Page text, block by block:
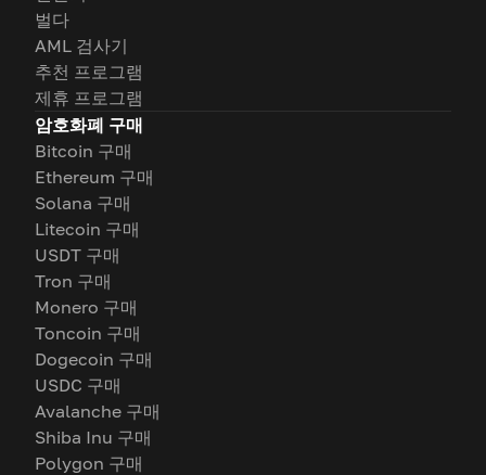
벌다
AML 검사기
추천 프로그램
제휴 프로그램
암호화폐 구매
Bitcoin 구매
Ethereum 구매
Solana 구매
Litecoin 구매
USDT 구매
Tron 구매
Monero 구매
Toncoin 구매
Dogecoin 구매
USDC 구매
Avalanche 구매
Shiba Inu 구매
Polygon 구매